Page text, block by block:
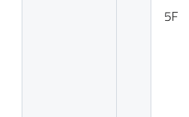
5F